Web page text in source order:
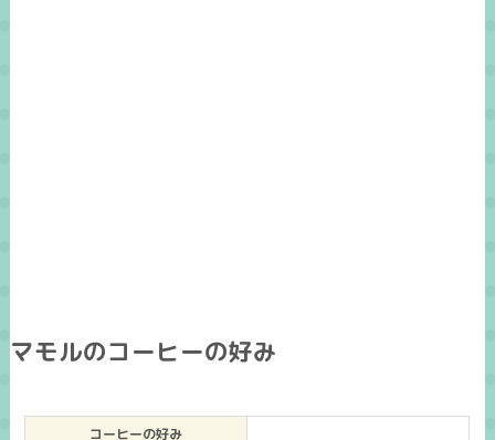
マモルのコーヒーの好み
コーヒーの好み